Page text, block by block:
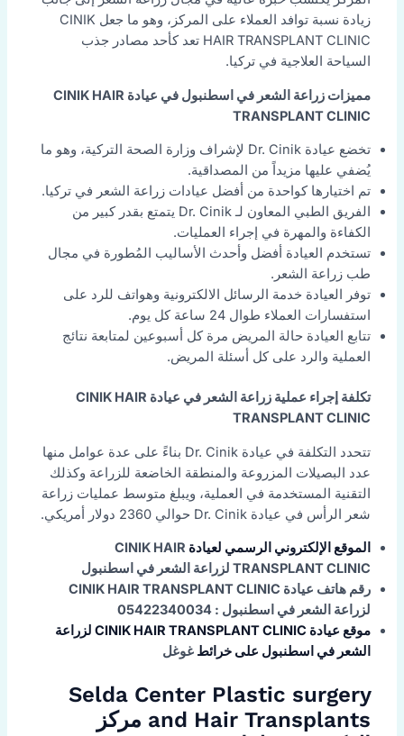
زيادة نسبة توافد العملاء على المركز، وهو ما جعل CINIK
HAIR TRANSPLANT CLINIC تعد كأحد مصادر جذب
السياحة العلاجية في تركيا.
مميزات زراعة الشعر في اسطنبول في عيادة CINIK HAIR
TRANSPLANT CLINIC
تخضع عيادة Dr. Cinik لإشراف وزارة الصحة التركية، وهو ما
يُضفي عليها مزيداً من المصداقية.
تم اختيارها كواحدة من أفضل عيادات زراعة الشعر في تركيا.
الفريق الطبي المعاون لـ Dr. Cinik يتمتع بقدر كبير من
الكفاءة والمهرة في إجراء العمليات.
تستخدم العيادة أفضل وأحدث الأساليب المُطورة في مجال
طب زراعة الشعر.
توفر العيادة خدمة الرسائل الالكترونية وهواتف للرد على
استفسارات العملاء طوال 24 ساعة كل يوم.
تتابع العيادة حالة المريض مرة كل أسبوعين لمتابعة نتائج
العملية والرد على كل أسئلة المريض.
تكلفة إجراء عملية زراعة الشعر في عيادة CINIK HAIR
TRANSPLANT CLINIC
تتحدد التكلفة في عيادة Dr. Cinik بناءً على عدة عوامل منها
عدد البصيلات المزروعة والمنطقة الخاضعة للزراعة وكذلك
التقنية المستخدمة في العملية، ويبلغ متوسط عمليات زراعة
شعر الرأس في عيادة Dr. Cinik حوالي 2360 دولار أمريكي.
الموقع الإلكتروني الرسمي لعيادة CINIK HAIR
TRANSPLANT CLINIC لزراعة الشعر في اسطنبول
رقم هاتف عيادة CINIK HAIR TRANSPLANT CLINIC
لزراعة الشعر في اسطنبول : 05422340034
موقع عيادة CINIK HAIR TRANSPLANT CLINIC لزراعة
الشعر في اسطنبول على خرائطغوغل
Selda Center Plastic surgery
and Hair Transplants مركز